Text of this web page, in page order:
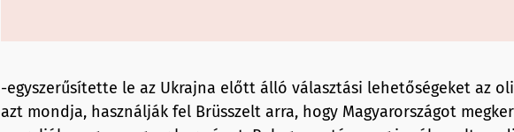
-egyszerűsítette le az Ukrajna előtt álló választási lehetőségeket az
azt mondja, használják fel Brüsszelt arra, hogy Magyarországot